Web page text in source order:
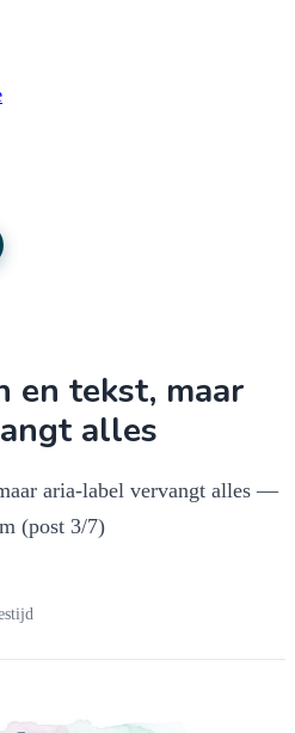
en tekst, maar
alles
aria-label vervangt alles —
(post 3/7)